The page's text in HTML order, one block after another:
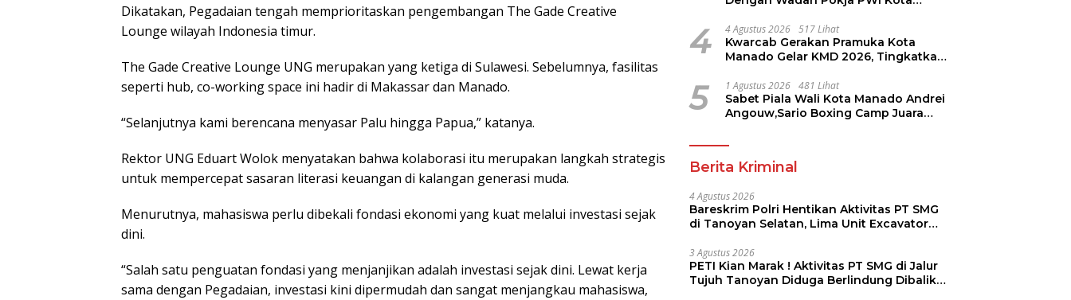
Dikatakan, Pegadaian tengah memprioritaskan pengembangan The Gade Creative
Lounge wilayah Indonesia timur.
The Gade Creative Lounge UNG merupakan yang ketiga di Sulawesi. Sebelumnya, fasilitas
seperti hub, co-working space ini hadir di Makassar dan Manado.
“Selanjutnya kami berencana menyasar Palu hingga Papua,” katanya.
Rektor UNG Eduart Wolok menyatakan bahwa kolaborasi itu merupakan langkah strategis
untuk mempercepat sasaran literasi keuangan di kalangan generasi muda.
Menurutnya, mahasiswa perlu dibekali fondasi ekonomi yang kuat melalui investasi sejak
dini.
“Salah satu penguatan fondasi yang menjanjikan adalah investasi sejak dini. Lewat kerja
sama dengan Pegadaian, investasi kini dipermudah dan sangat menjangkau mahasiswa,
4 4 Agustus 2026 517 Lihat
Kwarcab Gerakan Pramuka Kota
Manado Gelar KMD 2026, Tingkatkan
Pramuka
5 1 Agustus 2026 481 Lihat
Sabet Piala Wali Kota Manado Andrei
Angouw,Sario Boxing Camp Juara
Berita Kriminal
4 Agustus 2026
Bareskrim Polri Hentikan Aktivitas PT SMG
di Tanoyan Selatan, Lima Unit Excavator
3 Agustus 2026
PETI Kian Marak ! Aktivitas PT SMG di Jalur
Tujuh Tanoyan Diduga Berlindung Dibalik